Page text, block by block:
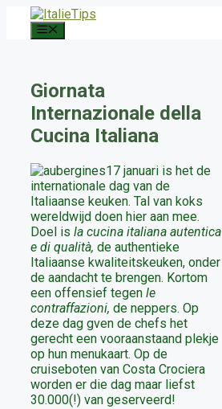
Giornata
Internazionale della
Cucina Italiana
17 januari is het de
internationale dag van de
Italiaanse keuken. Tal van koks
wereldwijd doen hier aan mee.
Doel is la cucina italiana autentica
e di qualità, de authentieke
Italiaanse kwaliteitskeuken, onder
de aandacht te brengen. Kortom
een offensief tegen le
contraffazioni, de neppers. Op
deze dag gven de chefs het
gerecht een vooraanstaand plekje
op hun menukaart. Op de
cruiseboten van Costa Crociera
worden er die dag maar liefst
30.000(!) van geserveerd!